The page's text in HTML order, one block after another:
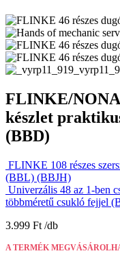
FLINKE/NONA
készlet
(BBD)
FLINKE 108 részes
(BBL) (BBJH)
Univerzális 48 az 1-ben
többméretű csukló fejjel
3.999 Ft
A TERMÉK